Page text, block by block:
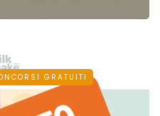
GRATUITI